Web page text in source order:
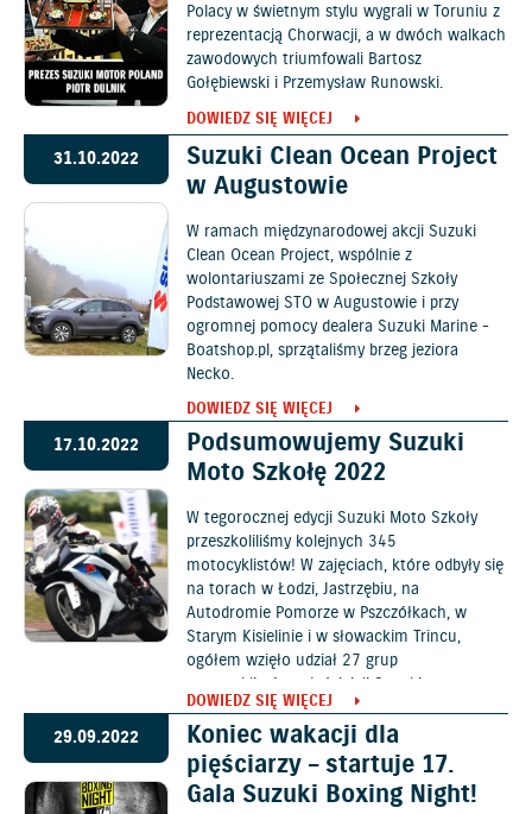
Polacy w świetnym stylu wygrali w Toruniu z
reprezentacją Chorwacji, a w dwóch walkach
zawodowych triumfowali Bartosz
Gołębiewski i Przemysław Runowski.
DOWIEDZ SIĘ WIĘCEJ
31.10.2022
Suzuki Clean Ocean Project
w Augustowie
W ramach międzynarodowej akcji Suzuki
Clean Ocean Project, wspólnie z
wolontariuszami ze Społecznej Szkoły
Podstawowej STO w Augustowie i przy
ogromnej pomocy dealera Suzuki Marine -
Boatshop.pl, sprzątaliśmy brzeg jeziora
Necko.
DOWIEDZ SIĘ WIĘCEJ
17.10.2022
Podsumowujemy Suzuki
Moto Szkołę 2022
W tegorocznej edycji Suzuki Moto Szkoły
przeszkoliliśmy kolejnych 345
motocyklistów! W zajęciach, które odbyły się
na torach w Łodzi, Jastrzębiu, na
Autodromie Pomorze w Pszczółkach, w
Starym Kisielinie i w słowackim Trincu,
ogółem wzięło udział 27 grup
motocyklistów-właścicieli Suzuki.
DOWIEDZ SIĘ WIĘCEJ
29.09.2022
Koniec wakacji dla
pięściarzy – startuje 17.
Gala Suzuki Boxing Night!